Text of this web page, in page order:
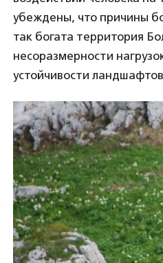
убеждены, что причины
так богата территория
несоразмерности
устойчивости